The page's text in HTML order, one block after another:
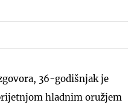
36-godišnjak je
hladnim oružjem